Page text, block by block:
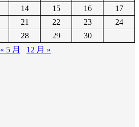
14 15 16
17
21 22 23
24
28 29
30
« 5 月
12 月 »